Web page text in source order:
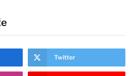
Twitter